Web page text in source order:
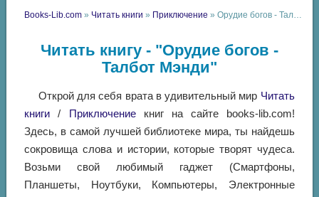
Books-Lib.com » Читать книги » Приключение » Орудие богов - Талбот Мэнди
Читать книгу - "Орудие богов -
Талбот Мэнди"
Открой для себя врата в удивительный мир Читать
книги / Приключениекниг на сайте books-lib.com!
Здесь, в самой лучшей библиотеке мира, ты найдешь
сокровища слова и истории, которые творят чудеса.
Возьми свой любимый гаджет (Смартфоны,
Планшеты, Ноутбуки, Компьютеры, Электронные